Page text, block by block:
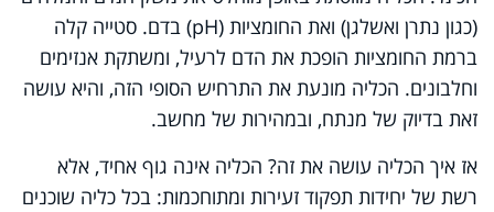
(כגון נתרן ואשלגן) ואת החומציות (pH) בדם. סטייה קלה
ברמת החומציות הופכת את הדם לרעיל, ומשתקת אנזימים
וחלבונים. הכליה מונעת את התרחיש הסופי הזה, והיא עושה
זאת בדיוק של מנתח, ובמהירות של מחשב.
אז איך הכליה עושה את זה? הכליה אינה גוף אחיד, אלא
רשת של יחידות תפקוד זעירות ומתוחכמות: בכל כליה שוכנים